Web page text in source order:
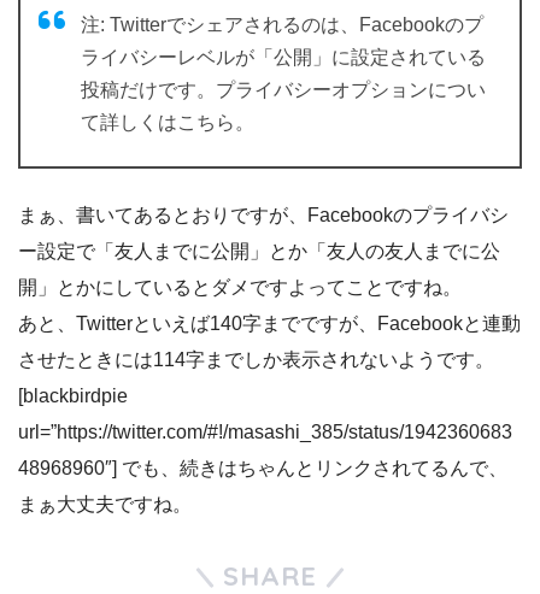
注: Twitterでシェアされるのは、Facebookのプ
ライバシーレベルが「公開」に設定されている
投稿だけです。プライバシーオプションについ
て詳しくはこちら。
まぁ、書いてあるとおりですが、Facebookのプライバシ
ー設定で「友人までに公開」とか「友人の友人までに公
開」とかにしているとダメですよってことですね。
あと、Twitterといえば140字までですが、Facebookと連動
させたときには114字までしか表示されないようです。
[blackbirdpie
url=”https://twitter.com/#!/masashi_385/status/1942360683
48968960″] でも、続きはちゃんとリンクされてるんで、
まぁ大丈夫ですね。
SHARE